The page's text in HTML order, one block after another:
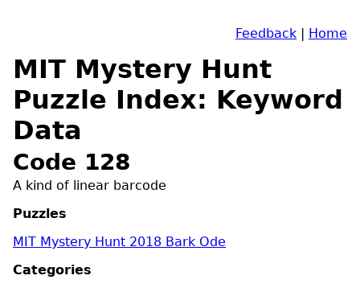
Feedback | Home
MIT Mystery Hunt
Puzzle Index: Keyword
Data
Code 128
A kind of linear barcode
Puzzles
MIT Mystery Hunt 2018 Bark Ode
Categories